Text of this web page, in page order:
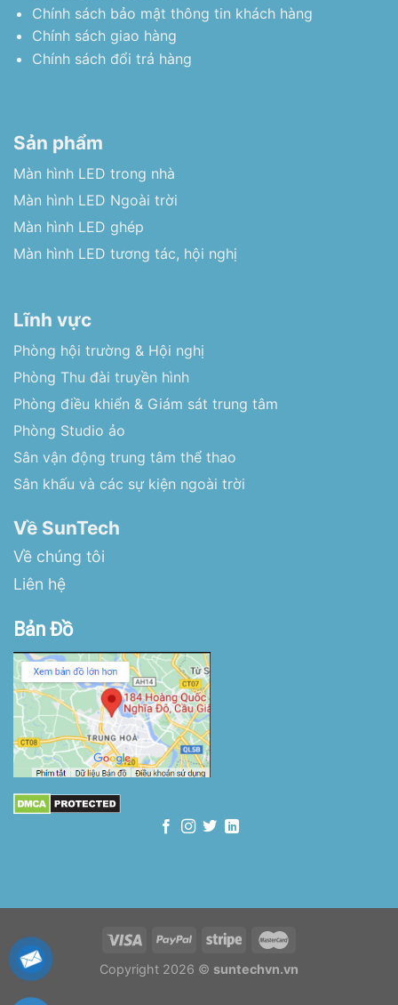
Chính sách bảo mật thông tin khách hàng
Chính sách giao hàng
Chính sách đổi trả hàng
Sản phẩm
Màn hình LED trong nhà
Màn hình LED Ngoài trời
Màn hình LED ghép
Màn hình LED tương tác, hội nghị
Lĩnh vực
Phòng hội trường & Hội nghị
Phòng Thu đài truyền hình
Phòng điều khiển & Giám sát trung tâm
Phòng Studio ảo
Sân vận động trung tâm thể thao
Sân khấu và các sự kiện ngoài trời
Về SunTech
Về chúng tôi
Liên hệ
Bản Đồ
Copyright 2026 © suntechvn.vn